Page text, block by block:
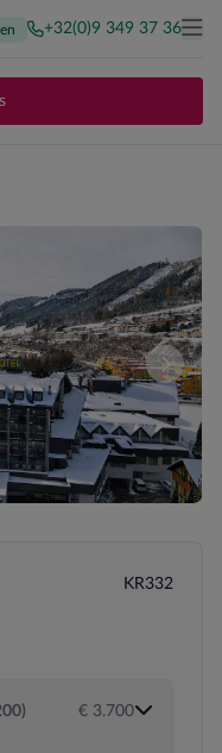
+32(0)9 349 37 36
beschikbaar voor deze
KR332
€ 3.700